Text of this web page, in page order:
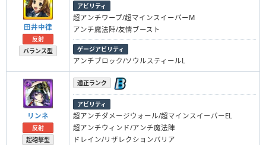
田井中律
反射
バランス型
アビリティ
超アンチワープ/超マインスイーパーM
アンチ魔法陣/友情ブースト
ゲージアビリティ
アンチブロック/ソウルスティールL
リンネ
反射
超砲撃型
適正ランク
アビリティ
超アンチダメージウォール/超マインスイーパーEL
超アンチウィンド/アンチ魔法陣
ドレイン/リザレクションバリア